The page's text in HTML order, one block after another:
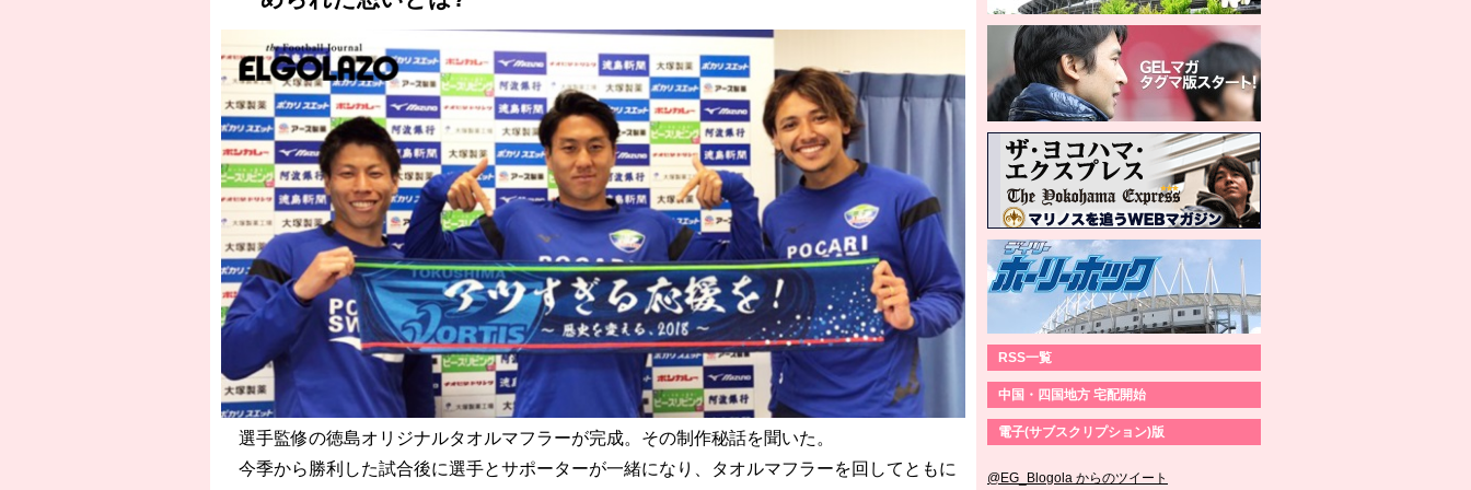
選手監修の徳島オリジナルタオルマフラーが完成。その制作秘話を聞いた。
今季から勝利した試合後に選手とサポーターが一緒になり、タオルマフラーを回してともに
RSS一覧
中国・四国地方 宅配開始
電子(サブスクリプション)版
@EG_Blogola からのツイート